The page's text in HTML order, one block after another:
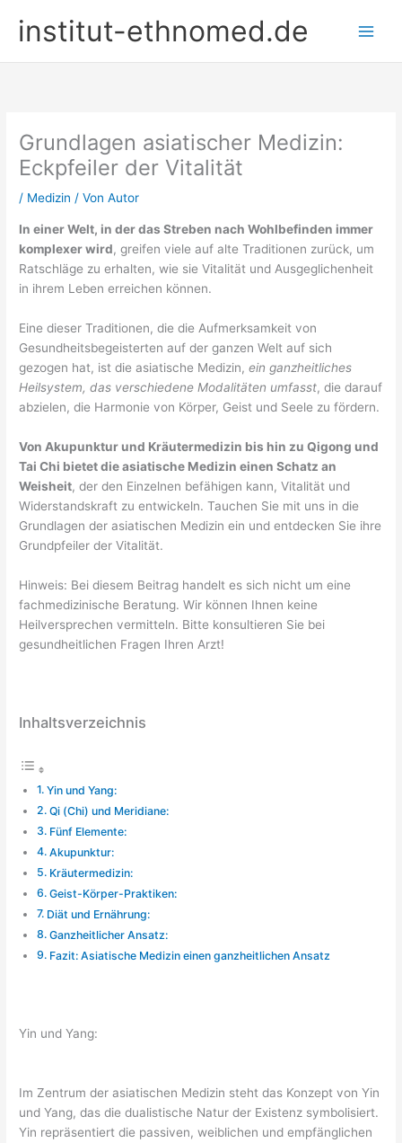
Inhaltinstitut-ethnomed.de
Grundlagen asiatischer Medizin:
Eckpfeiler der Vitalität
/ Medizin / VonAutor
In einer Welt, in der das Streben nach Wohlbefinden immer
komplexer wird, greifen viele auf alte Traditionen zurück, um
Ratschläge zu erhalten, wie sie Vitalität und Ausgeglichenheit
in ihrem Leben erreichen können.
Eine dieser Traditionen, die die Aufmerksamkeit von
Gesundheitsbegeisterten auf der ganzen Welt auf sich
gezogen hat, ist die asiatische Medizin,ein ganzheitliches
Heilsystem, das verschiedene Modalitäten umfasst, die darauf
abzielen, die Harmonie von Körper, Geist und Seele zu fördern.
Von Akupunktur und Kräutermedizin bis hin zu Qigong und
Tai Chi bietet die asiatische Medizin einen Schatz an
Weisheit, der den Einzelnen befähigen kann, Vitalität und
Widerstandskraft zu entwickeln. Tauchen Sie mit uns in die
Grundlagen der asiatischen Medizin ein und entdecken Sie ihre
Grundpfeiler der Vitalität.
Hinweis: Bei diesem Beitrag handelt es sich nicht um eine
fachmedizinische Beratung. Wir können Ihnen keine
Heilversprechen vermitteln. Bitte konsultieren Sie bei
gesundheitlichen Fragen Ihren Arzt!
Inhaltsverzeichnis
Yin und Yang:
Qi (Chi) und Meridiane:
Fünf Elemente:
Akupunktur:
Kräutermedizin:
Geist-Körper-Praktiken:
Diät und Ernährung:
Ganzheitlicher Ansatz:
Fazit: Asiatische Medizin einen ganzheitlichen Ansatz
Yin und Yang:
Im Zentrum der asiatischen Medizin steht das Konzept von Yin
und Yang, das die dualistische Natur der Existenz symbolisiert.
Yin repräsentiert die passiven, weiblichen und empfänglichen